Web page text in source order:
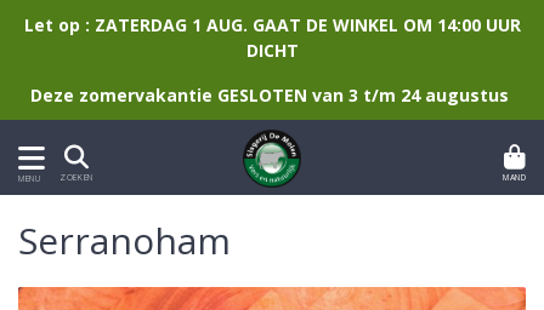
Let op : ZATERDAG 1 AUG. GAAT DE WINKEL OM 14:00 UUR
DICHT
Deze zomervakantie GESLOTEN van 3 t/m 24 augustus
MENU ZOEKEN MAND
Serranoham